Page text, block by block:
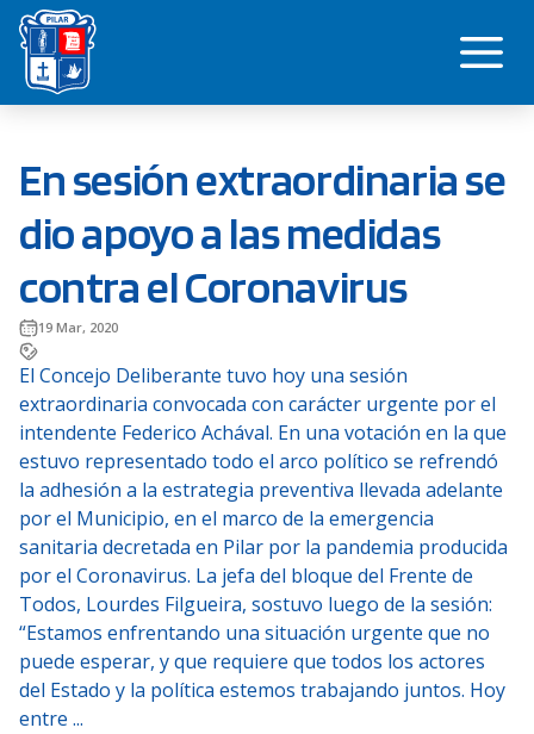
Saltar
contenido
En sesión extraordinaria se
dio apoyo a las medidas
contra el Coronavirus
19 Mar, 2020
El Concejo Deliberante tuvo hoy una sesión
extraordinaria convocada con carácter urgente por el
intendente Federico Achával. En una votación en la que
estuvo representado todo el arco político se refrendó
la adhesión a la estrategia preventiva llevada adelante
por el Municipio, en el marco de la emergencia
sanitaria decretada en Pilar por la pandemia producida
por el Coronavirus. La jefa del bloque del Frente de
Todos, Lourdes Filgueira, sostuvo luego de la sesión:
“Estamos enfrentando una situación urgente que no
puede esperar, y que requiere que todos los actores
del Estado y la política estemos trabajando juntos. Hoy
entre ...